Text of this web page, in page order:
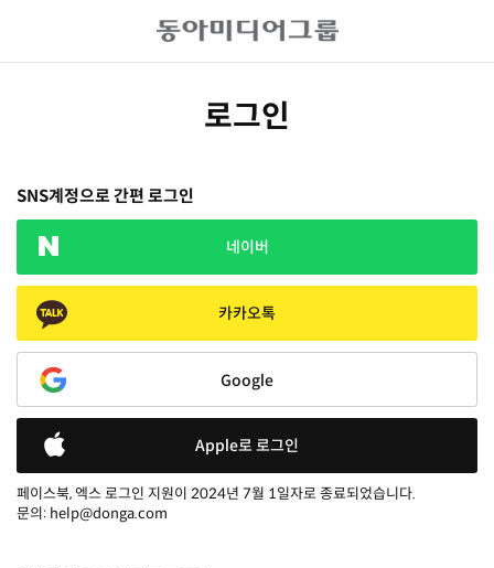
로그인
SNS계정으로 간편 로그인
네이버
카카오톡
Google
Apple로 로그인
페이스북, 엑스 로그인 지원이 2024년 7월 1일자로 종료되었습니다.
문의: help@donga.com